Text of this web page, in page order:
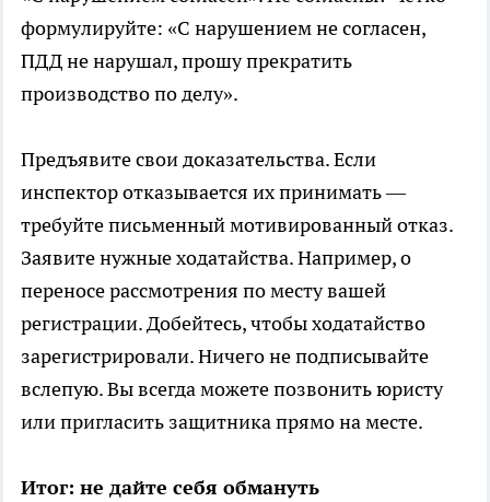
формулируйте: «С нарушением не согласен,
ПДД не нарушал, прошу прекратить
производство по делу».
Предъявите свои доказательства. Если
инспектор отказывается их принимать —
требуйте письменный мотивированный отказ.
Заявите нужные ходатайства. Например, о
переносе рассмотрения по месту вашей
регистрации. Добейтесь, чтобы ходатайство
зарегистрировали. Ничего не подписывайте
вслепую. Вы всегда можете позвонить юристу
или пригласить защитника прямо на месте.
Итог: не дайте себя обмануть